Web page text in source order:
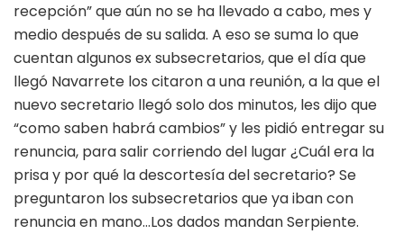
recepción” que aún no se ha llevado a cabo, mes y
medio después de su salida. A eso se suma lo que
cuentan algunos ex subsecretarios, que el día que
llegó Navarrete los citaron a una reunión, a la que el
nuevo secretario llegó solo dos minutos, les dijo que
“como saben habrá cambios” y les pidió entregar su
renuncia, para salir corriendo del lugar ¿Cuál era la
prisa y por qué la descortesía del secretario? Se
preguntaron los subsecretarios que ya iban con
renuncia en mano…Los dados mandan Serpiente.